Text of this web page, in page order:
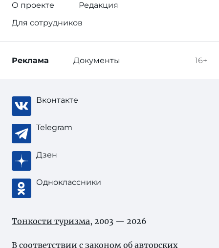
О проекте
Редакция
Для сотрудников
16+
Реклама Документы
Вконтакте
Telegram
Дзен
Одноклассники
Тонкости туризма, 2003 — 2026
В соответствии с законом об авторских